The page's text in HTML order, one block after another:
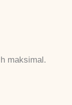
maksimal.